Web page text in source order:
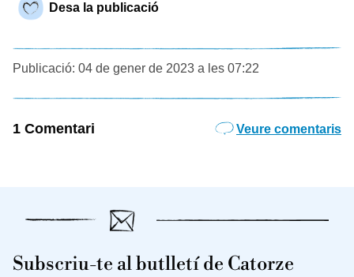
Desa la publicació
Publicació: 04 de gener de 2023 a les 07:22
1 Comentari Veure comentaris
Subscriu-te al butlletí de Catorze